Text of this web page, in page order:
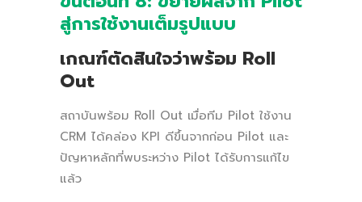
สู่การใช้งานเต็มรูปแบบ
เกณฑ์ตัดสินใจว่าพร้อม Roll
Out
สถาบันพร้อม Roll Out เมื่อทีม Pilot ใช้งาน
CRM ได้คล่อง KPI ดีขึ้นจากก่อน Pilot และ
ปัญหาหลักที่พบระหว่าง Pilot ได้รับการแก้ไข
แล้ว